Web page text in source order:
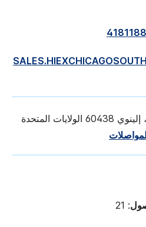
: 21